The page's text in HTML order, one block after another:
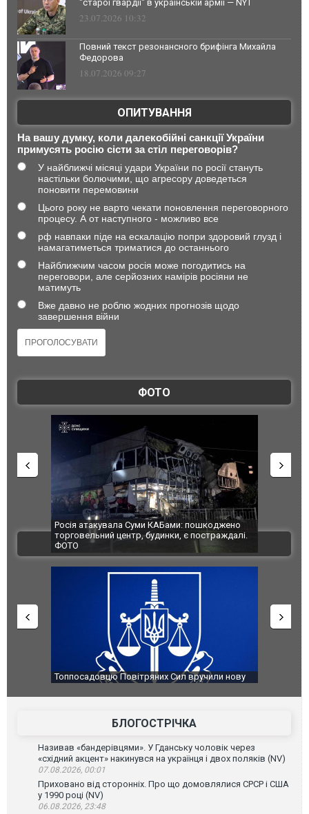
"старої гвардії" в українській армії — NYT
23.07.2026 10:32
Повний текст резонансного брифінга Михайла
Федорова
18.07.2026 09:27
ОПИТУВАННЯ
На вашу думку, коли далекобійні санкції України
примусять росію сісти за стіл переговорів?
У найближчі місяці удари України по росії стануть
настільки болючими, що агресору доведеться
поновити перемовини
Цього року не варто чекати поновлення переговорного
процесу. А от наступного - можливо все
рф навпаки піде на ескалацію попри здоровий глузд і
намагатиметься триматися до останнього
Найближчим часом росія може погодитись на
переговори, але серйозних намірів росіяни не
матимуть
Вже давно не роблю жодних прогнозів щодо
завершення війни
ФОТО
пошкоджено
є постраждалі.
Українські надзвичайники врятували козуленя
під час ліквідації масштабної лісової пожежі у
ВІДЕО
Сил вручили нову
Сили оборони уразили Ярославський НПЗ:
губернатор регіону заявив про
атаку. ВІДЕО
БЛОГОСТРІЧКА
Називав «бандерівцями». У Гданську чоловік через
«східний акцент» накинувся на українця і двох поляків (NV)
07.08.2026, 00:01
Приховано від сторонніх. Про що домовлялися СРСР і США
у 1990 році (NV)
06.08.2026, 23:48